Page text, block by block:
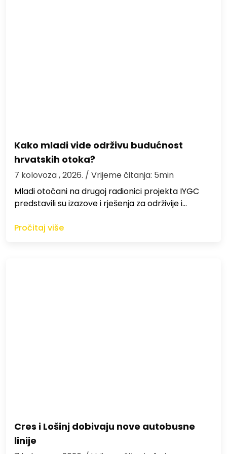
Kako mladi vide održivu budućnost
hrvatskih otoka?
7 kolovoza , 2026. / Vrijeme čitanja: 5min
Mladi otočani na drugoj radionici projekta IYGC
predstavili su izazove i rješenja za održivije i…
Pročitaj više
Cres i Lošinj dobivaju nove autobusne
linije